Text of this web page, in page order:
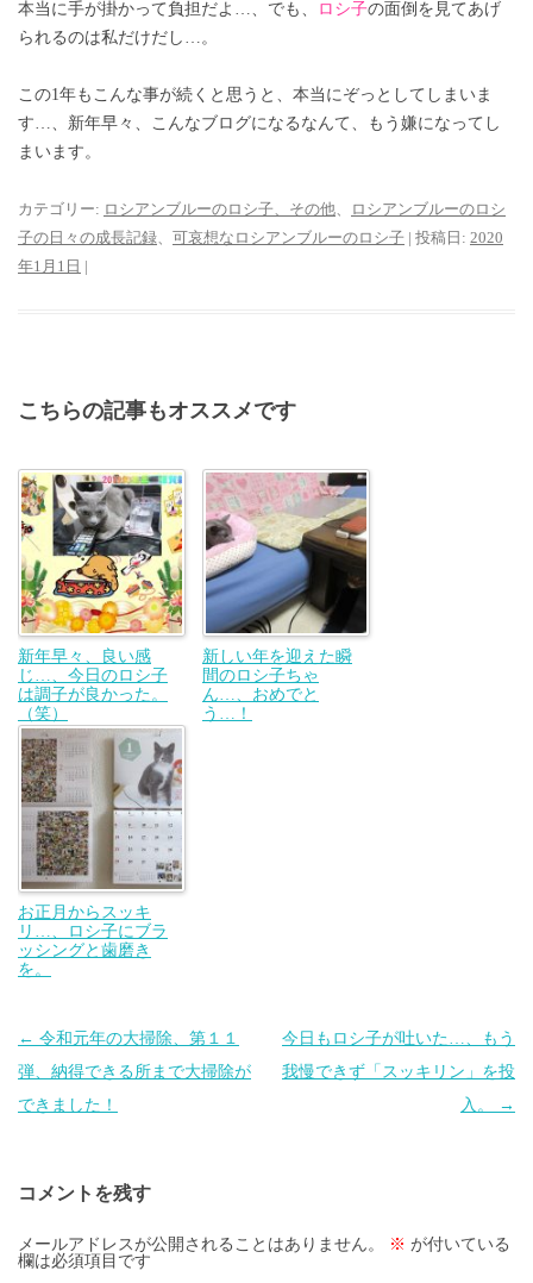
本当に手が掛かって負担だよ…、でも、 ロシ子の面倒を見てあげ
られるのは私だけだし…。
この1年もこんな事が続くと思うと、本当にぞっとしてしまいま
す…、新年早々、こんなブログになるなんて、もう嫌になってし
まいます。
カテゴリー: ロシアンブルーのロシ子、その他、
ロシアンブルーのロシ
子の日々の成長記録、 可哀想なロシアンブルーのロシ子 | 投稿日: 2020
年1月1日 |
こちらの記事もオススメです
新年早々、良い感
じ…、今日のロシ子
は調子が良かった。
（笑）
新しい年を迎えた瞬
間のロシ子ちゃ
ん…、おめでと
う…！
お正月からスッキ
リ…、ロシ子にブラ
ッシングと歯磨き
を。
投
稿
ナ
ー
シ
ョ
← 令和元年の大掃除、第１１
弾、納得できる所まで大掃除が
できました！
今日もロシ子が吐いた…、もう
我慢できず「スッキリン」を投
入。
→
コメントを残す
メールアドレスが公開されることはありません。 ※ が付いている
欄は必須項目です